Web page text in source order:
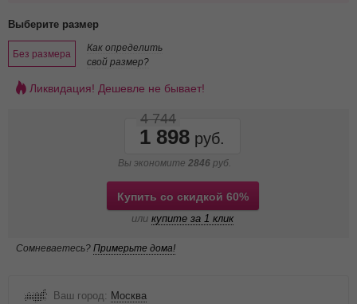
Выберите размер
Без размера
Как определить
свой размер?
Ликвидация! Дешевле не бывает!
1 898
4 744
Вы экономите 2846 руб.
Купить со скидкой 60%
или купите за 1 клик
Сомневаетесь? Примерьте дома!
Ваш город: Москва